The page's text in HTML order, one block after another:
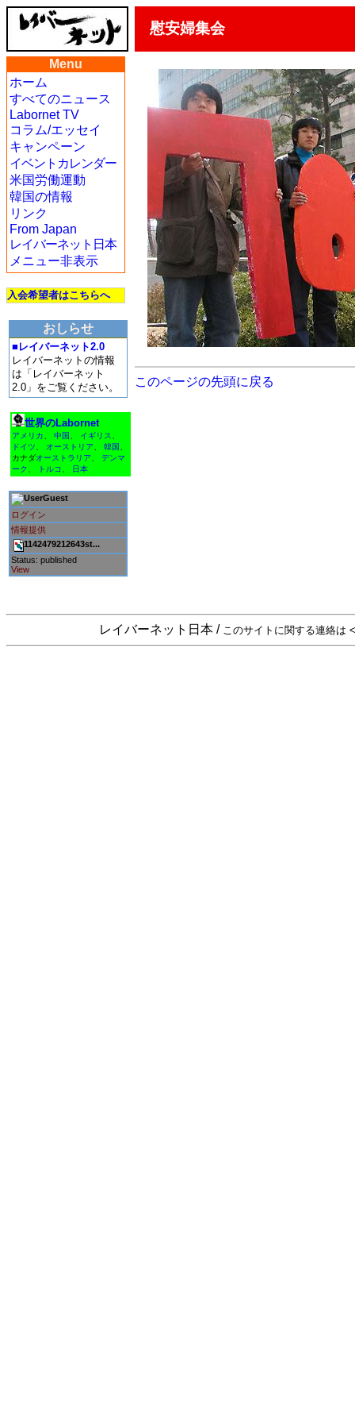
慰安婦集会
Menu
ホーム
すべてのニュース
Labornet TV
コラム/エッセイ
キャンペーン
イベントカレンダー
米国労働運動
韓国の情報
リンク
From Japan
レイバーネット日本
メニュー非表示
入会希望者はこちらへ
おしらせ
■レイバーネット2.0
レイバーネットの情報
は「レイバーネット
2.0」をご覧ください。
世界のLabornet
アメリカ 中国 イギリス
ドイツ
オーストリア 韓国
カナダオーストラリア
デンマ
ーク
トルコ 日本
Guest
ログイン
情報提供
1142479212643st...
Status: published
View
このページの先頭に戻る
レイバーネット日本 / このサイトに関する連絡は